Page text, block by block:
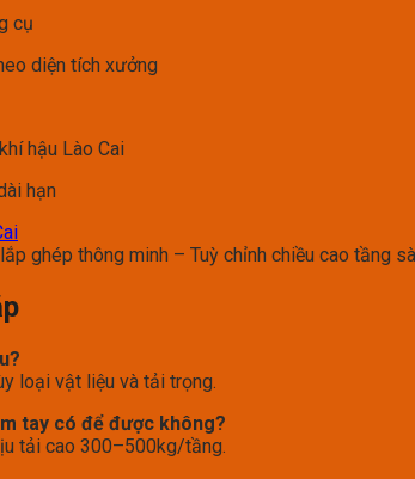
cụ
diện tích xưởng
hậu Lào Cai
hạn
ghép thông minh – Tuỳ chỉnh chiều cao tầng
loại vật liệu và tải trọng.
tay có để được không?
tải cao 300–500kg/tầng.